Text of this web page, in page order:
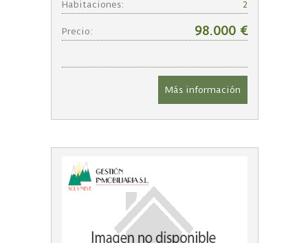
Habitaciones: 2
Precio: 98.000 €
Más información